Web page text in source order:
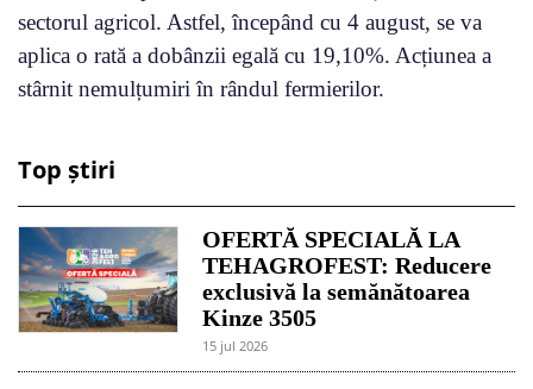
sectorul agricol. Astfel, începând cu 4 august, se va
aplica o rată a dobânzii egală cu 19,10%. Acțiunea a
stârnit nemulțumiri în rândul fermierilor.
Top știri
OFERTĂ SPECIALĂ LA
TEHAGROFEST: Reducere
exclusivă la semănătoarea
Kinze 3505
15 jul 2026